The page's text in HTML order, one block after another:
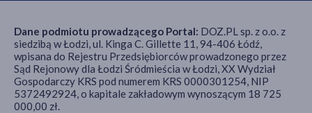
Dane podmiotu prowadzącego Portal: DOZ.PL sp. z o.o. z
siedzibą w Łodzi, ul. Kinga C. Gillette 11, 94-406 Łódź,
wpisana do Rejestru Przedsiębiorców prowadzonego przez
Sąd Rejonowy dla Łodzi Śródmieścia w Łodzi, XX Wydział
Gospodarczy KRS pod numerem KRS 0000301254, NIP
5372492924, o kapitale zakładowym wynoszącym 18 725
000,00 zł.